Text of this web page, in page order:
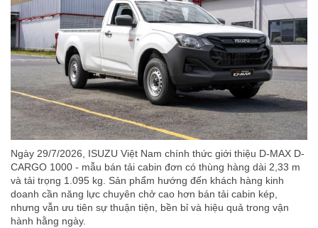
Ngày 29/7/2026, ISUZU Việt Nam chính thức giới thiệu D-MAX D-
CARGO 1000 - mẫu bán tải cabin đơn có thùng hàng dài 2,33 m
và tải trọng 1.095 kg. Sản phẩm hướng đến khách hàng kinh
doanh cần năng lực chuyên chở cao hơn bán tải cabin kép,
nhưng vẫn ưu tiên sự thuận tiện, bền bỉ và hiệu quả trong vận
hành hằng ngày.